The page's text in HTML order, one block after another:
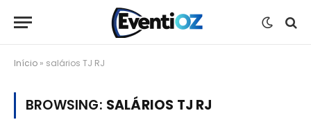
Início » salários TJ RJ
BROWSING: SALÁRIOS TJ RJ